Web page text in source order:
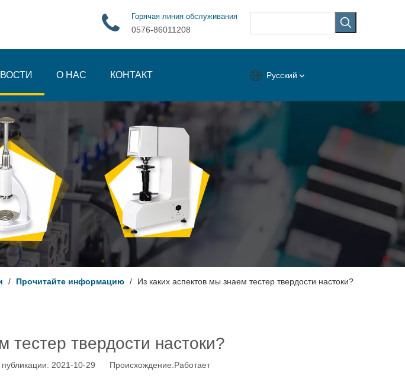
Горячая линия обслуживания
0576-86011208
О НАС КОНТАКТ Pусский
/ Прочитайте информацию / Из каких аспектов мы знаем тестер твердости настоки?
тестер твердости настоки?
2021-10-29 Происхождение:Работает